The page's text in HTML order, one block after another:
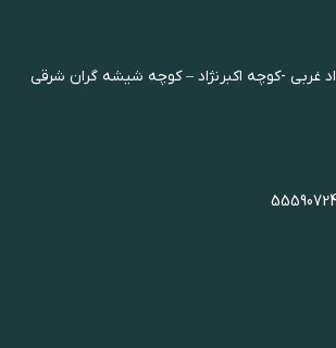
غربی -کوچه اکبرنژاد – کوچه شیشه گران شرقی